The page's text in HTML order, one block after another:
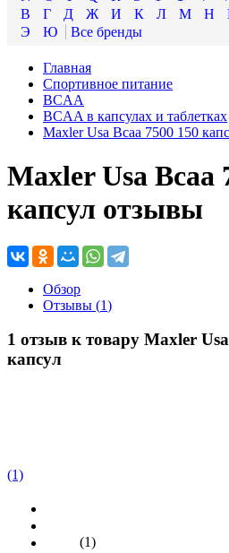
В
Г Д Ж И К Л М Н
Э
Ю
Главная
Спортивное питание
BCAA
BCAA в капсулах и таблетках
Maxler Usa Bcaa 7500 150
Maxler Usa Bcaa
капсул отзывы
Обзор
Отзывы (1)
1 отзыв к товару Maxler
капсул
(1)
(1)